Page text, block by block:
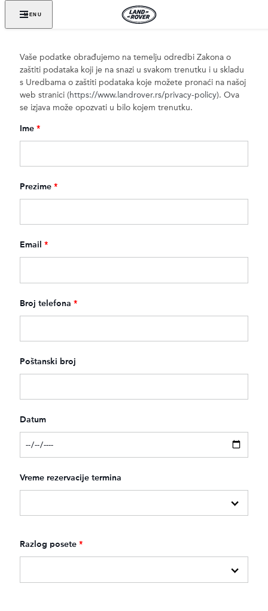
MENU
Vaše podatke obrađujemo na temelju odredbi Zakona o
zaštiti podataka koji je na snazi ​​u svakom trenutku i u skladu
s Uredbama o zaštiti podataka koje možete pronaći na našoj
web stranici ( https://www.landrover.rs/privacy-policy). Ova
se izjava može opozvati u bilo kojem trenutku.
Ime *
Prezime *
Email *
Broj telefona *
Poštanski broj
Datum
Vreme rezervacije termina
Razlog posete *